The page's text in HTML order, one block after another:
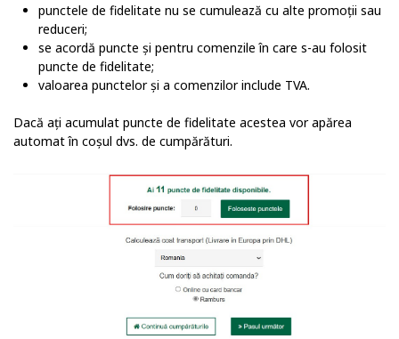
punctele de fidelitate nu se cumulează cu alte promoții sau
reduceri;
se acordă puncte și pentru comenzile în care s-au folosit
puncte de fidelitate;
valoarea punctelor și a comenzilor include TVA.
Dacă ați acumulat puncte de fidelitate acestea vor apărea
automat în coșul dvs. de cumpărături.